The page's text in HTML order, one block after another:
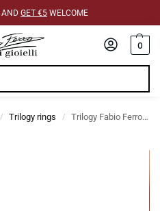
AND GET €5 WELCOME
0
/ Trilogy rings / Trilogy Fabio Ferro Charlotte Model Ring in White Gold with 0.75 Carat Diamonds